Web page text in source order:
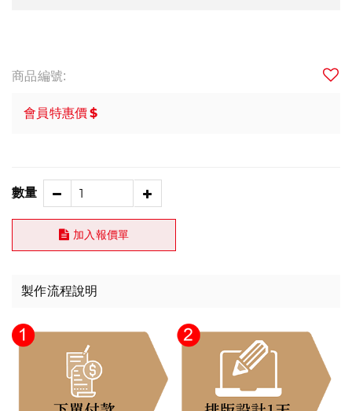
商品編號:
會員特惠價$
數量
加入報價單
製作流程說明